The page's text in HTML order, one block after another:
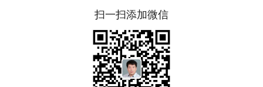
扫一扫添加微信